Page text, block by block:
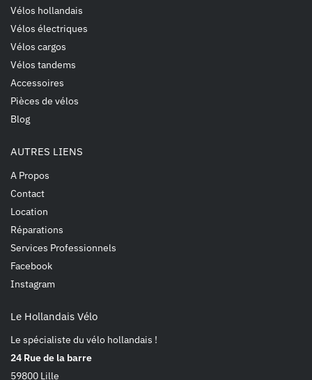
Vélos hollandais
Vélos électriques
Vélos cargos
Vélos tandems
Accessoires
Pièces de vélos
Blog
AUTRES LIENS
A Propos
Contact
Location
Réparations
Services Professionnels
Facebook
Instagram
Le Hollandais Vélo
Le spécialiste du vélo hollandais !
24 Rue de la barre
59800 Lille